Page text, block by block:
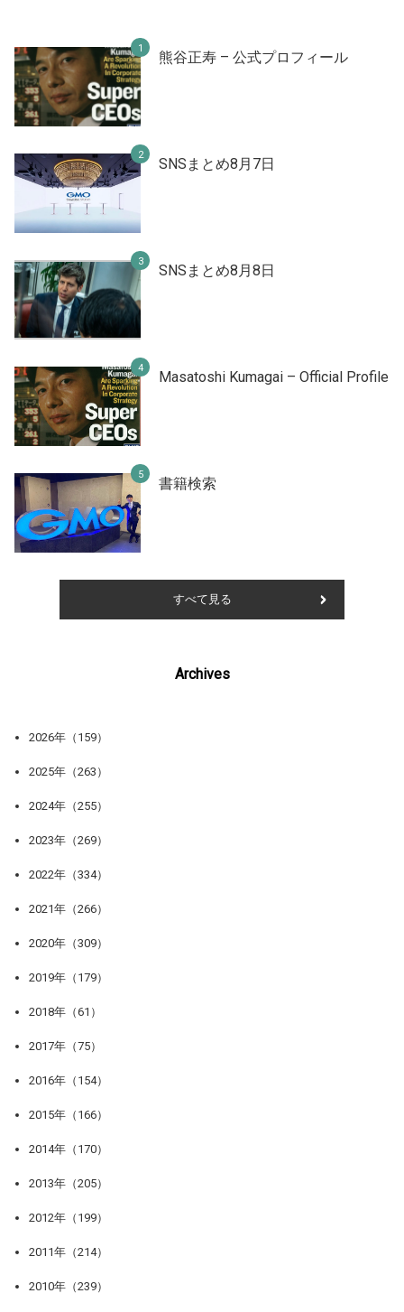
熊谷正寿 – 公式プロフィール
SNSまとめ8月7日
SNSまとめ8月8日
Masatoshi Kumagai – Official Profile
書籍検索
すべて見る
Archives
2026年（159）
2025年（263）
2024年（255）
2023年（269）
2022年（334）
2021年（266）
2020年（309）
2019年（179）
2018年（61）
2017年（75）
2016年（154）
2015年（166）
2014年（170）
2013年（205）
2012年（199）
2011年（214）
2010年（239）